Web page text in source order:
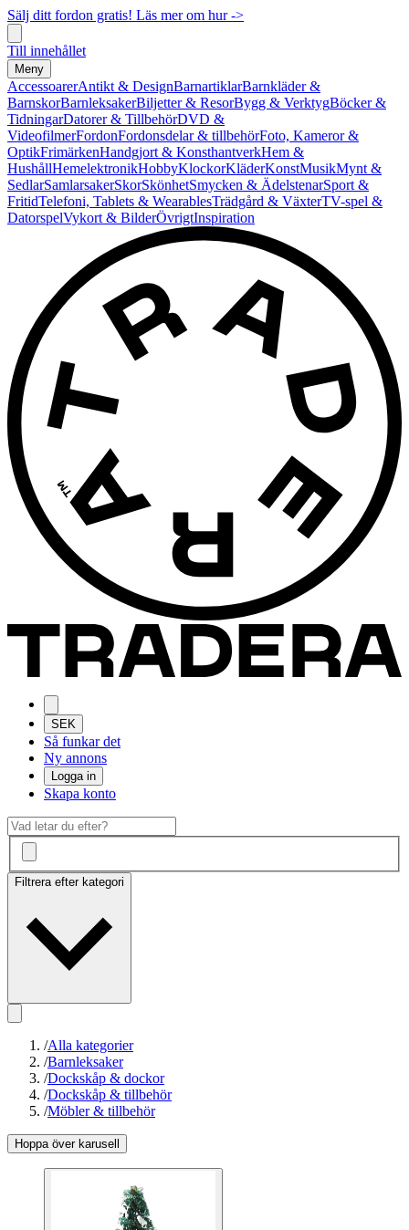
Sälj ditt fordon gratis! Läs mer om hur ->
Till innehållet
Meny
AccessoarerAntikt & DesignBarnartiklarBarnkläder &
BarnskorBarnleksakerBiljetter & ResorBygg & VerktygBöcker &
TidningarDatorer & TillbehörDVD &
VideofilmerFordonFordonsdelar & tillbehörFoto, Kameror &
OptikFrimärkenHandgjort & KonsthantverkHem &
HushållHemelektronikHobbyKlockorKläderKonstMusikMynt &
SedlarSamlarsakerSkorSkönhetSmycken & ÄdelstenarSport &
FritidTelefoni, Tablets & WearablesTrädgård & VäxterTV-spel &
DatorspelVykort & BilderÖvrigtInspiration
SEK
Så funkar det
Ny annons
Logga in
Skapa konto
Filtrera efter kategori
/Alla kategorier
/Barnleksaker
/Dockskåp & dockor
/Dockskåp & tillbehör
/Möbler & tillbehör
Hoppa över karusell